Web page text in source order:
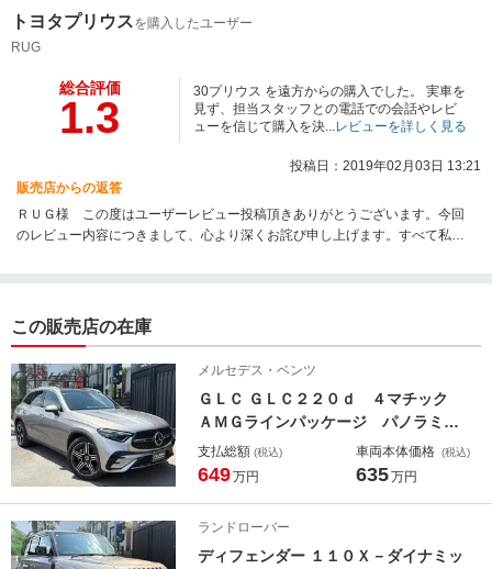
トヨタプリウスを購入したユーザー
RUG
総合評価
1.3
30プリウス を遠方からの購入でした。 実車を
見ず、担当スタッフとの電話での会話やレビ
ューを信じて購入を決...レビューを詳しく見る
投稿日：2019年02月03日 13:21
販売店からの返答
ＲＵＧ様 この度はユーザーレビュー投稿頂きありがとうございます。今回
のレビュー内容につきまして、心より深くお詫び申し上げます。すべて私の
成り立っている仕事でありながらこのような対応 本当に申し訳ない気持ち
につきましては私が責任をもって対応させて頂きます。今後、このような事
が起きぬよう 社内でも重く受け止め厳重に対策し 私自身も人材教育、お
客様満足度を上げていけますよう努力して信頼できるお店作りを目指してま
いります。 ＲＵＧ様 この度は本当に申し訳御座いませんでした。
この販売店の在庫
メルセデス・ベンツ
ＧＬＣ ＧＬＣ２２０ｄ ４マチック
ＡＭＧラインパッケージ パノラミッ
クスライディングルーフ レーダーセ
ーフティＰＫＧ ＡＲナビゲーショ
ープナー 全席シートヒーター 前後
ドラレコ ＥＴＣ２．０
支払総額 (税込)
649万円
車両本体価格 (税込)
635万円
ランドローバー
ディフェンダー １１０Ｘ－ダイナミッ